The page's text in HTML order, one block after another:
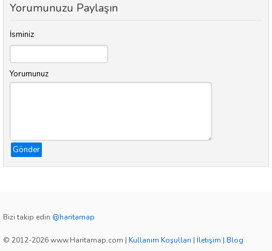
Yorumunuzu Paylaşın
İsminiz
Yorumunuz
Gönder
Bizi takip edin @haritamap
© 2012-2026 www.Haritamap.com | Kullanım Koşulları | İletişim | Blog